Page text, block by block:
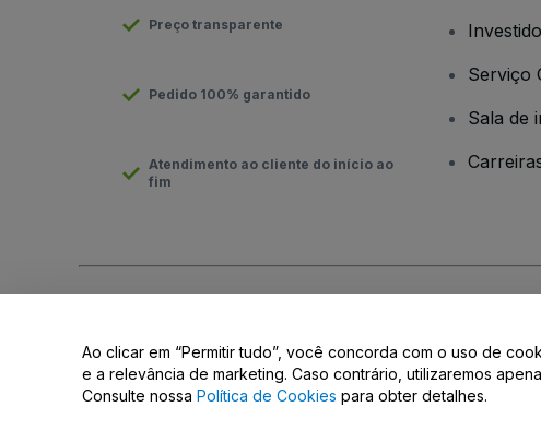
Preço transparente
Pedido 100% garantido
Atendimento ao cliente do início ao
fim
Serviço
Sala de
Não partilhar as minhas informações pessoais/as suas opções de
Ao clicar em “Permitir tudo”, você concorda com o uso de
e a relevância de marketing. Caso contrário, utilizaremos
Consulte nossa Política de Cookies para obter detalhes.